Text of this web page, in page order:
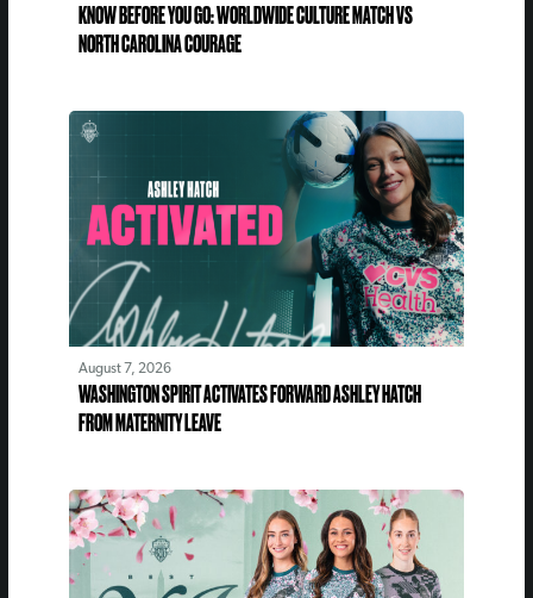
KNOW BEFORE YOU GO: WORLDWIDE CULTURE MATCH VS
NORTH CAROLINA COURAGE
August 7, 2026
WASHINGTON SPIRIT ACTIVATES FORWARD ASHLEY HATCH
FROM MATERNITY LEAVE